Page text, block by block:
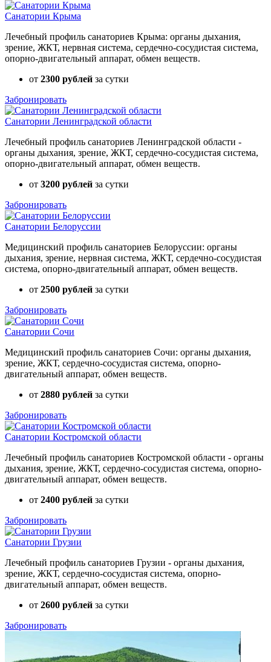
Санатории Крыма
Лечебный профиль санаториев Крыма: органы дыхания,
зрение, ЖКТ, нервная система, сердечно-сосудистая система,
опорно-двигательный аппарат, обмен веществ.
от 2300 рублей за сутки
Забронировать
Санатории Ленинградской области
Лечебный профиль санаториев Ленинградской области -
органы дыхания, зрение, ЖКТ, сердечно-сосудистая система,
опорно-двигательный аппарат, обмен веществ.
от 3200 рублей за сутки
Забронировать
Санатории Белоруссии
Медицинский профиль санаториев Белоруссии: органы
дыхания, зрение, нервная система, ЖКТ, сердечно-сосудистая
система, опорно-двигательный аппарат, обмен веществ.
от 2500 рублей за сутки
Забронировать
Санатории Сочи
Медицинский профиль санаториев Сочи: органы дыхания,
зрение, ЖКТ, сердечно-сосудистая система, опорно-
двигательный аппарат, обмен веществ.
от 2880 рублей за сутки
Забронировать
Санатории Костромской области
Лечебный профиль санаториев Костромской области - органы
дыхания, зрение, ЖКТ, сердечно-сосудистая система, опорно-
двигательный аппарат, обмен веществ.
от 2400 рублей за сутки
Забронировать
Санатории Грузии
Лечебный профиль санаториев Грузии - органы дыхания,
зрение, ЖКТ, сердечно-сосудистая система, опорно-
двигательный аппарат, обмен веществ.
от 2600 рублей за сутки
Забронировать